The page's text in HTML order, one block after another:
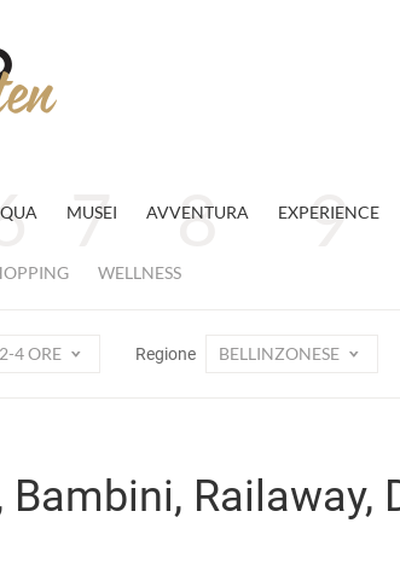
MUSEI AVVENTURA EXPERIENCE
WELLNESS
2-4 ORE Regione BELLINZONESE
Railaway,